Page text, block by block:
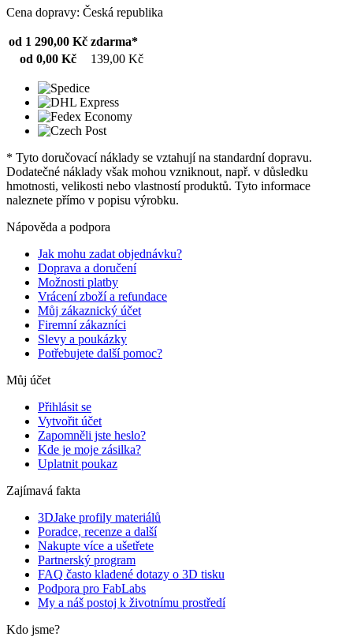
Cena dopravy: Česká republika
od 1 290,00 Kč zdarma*
od 0,00 Kč
139,00 Kč
* Tyto doručovací náklady se vztahují na standardní dopravu.
Dodatečné náklady však mohou vzniknout, např. v důsledku
hmotnosti, velikosti nebo vlastností produktů. Tyto informace
naleznete přímo v popisu výrobku.
Nápověda a podpora
Jak mohu zadat objednávku?
Doprava a doručení
Možnosti platby
Vrácení zboží a refundace
Můj zákaznický účet
Firemní zákazníci
Slevy a poukázky
Potřebujete další pomoc?
Můj účet
Přihlásit se
Vytvořit účet
Zapomněli jste heslo?
Kde je moje zásilka?
Uplatnit poukaz
Zajímavá fakta
3DJake profily materiálů
Poradce, recenze a další
Nakupte více a ušetřete
Partnerský program
FAQ často kladené dotazy o 3D tisku
Podpora pro FabLabs
My a náš postoj k životnímu prostředí
Kdo jsme?